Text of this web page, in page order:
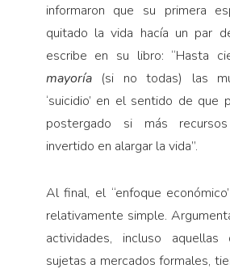
informaron que su primera
quitado la vida hacía un par
escribe en su libro: “Hasta
mayoría (si no todas) las
‘suicidio’ en el sentido de que
postergado si más
invertido en alargar la vida”.
Al final, el “enfoque
relativamente simple.
actividades, incluso
sujetas a mercados formales,